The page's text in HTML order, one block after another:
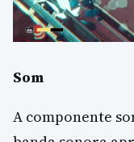
Som
A componente